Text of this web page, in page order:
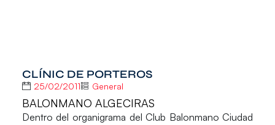
CLÍNIC DE PORTEROS
25/02/2011 General
BALONMANO ALGECIRAS
Dentro del organigrama del Club Balonmano Ciudad